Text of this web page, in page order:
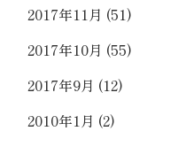
2017年11月 (51)
2017年10月 (55)
2017年9月 (12)
2010年1月 (2)